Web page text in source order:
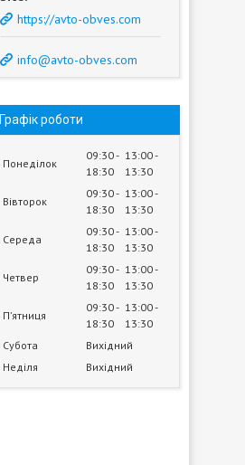
https://avto-obves.com
info@avto-obves.com
Графік роботи
Понеділок
09:30
18:30
13:00
13:30
Вівторок
09:30
18:30
13:00
13:30
Середа
09:30
18:30
13:00
13:30
Четвер
09:30
18:30
13:00
13:30
Пʼятниця
09:30
18:30
13:00
13:30
Субота
Вихідний
Неділя
Вихідний